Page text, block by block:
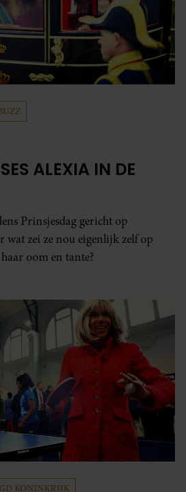
ALEXIA IN DE
Prinsjesdag gericht op
wat zei ze nou eigenlijk zelf op
oom en tante?
KONINKRIJK